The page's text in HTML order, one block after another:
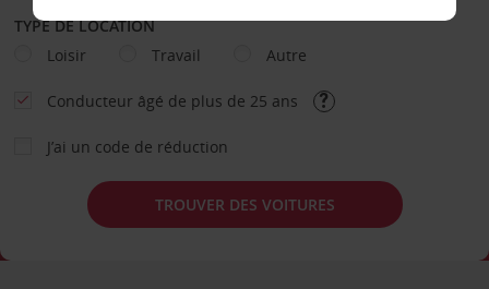
TYPE DE LOCATION
Loisir
Travail Autre
Conducteur âgé de plus de 25 ans
J’ai un code de réduction
TROUVER DES VOITURES